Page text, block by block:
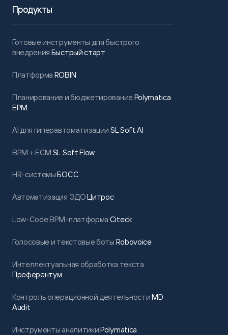
Продукты
Готовые инструменты для быстрого
внедрения Быстрый старт
Платформа ROBIN
Планирование и бюджетированиеPolymatica
EPM
AI для гиперавтоматизации SL Soft AI
BPM + ECM SL Soft Flow
HR-системыБОСС
Автоматизация ЭДОЦитрос
Low-Code BPM-платформа Citeck
Голосовые и текстовые боты Robovoice
Интеллектуальная обработка текста
Преферентум
Контроль операционной деятельностиMD
Audit
Инструменты аналитикиPolymatica